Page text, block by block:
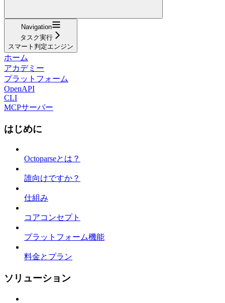
Navigation
タスク実行
スマート判定エンジン
ホーム
アカデミー
プラットフォーム
OpenAPI
CLI
MCPサーバー
はじめに
Octoparseとは？
誰向けですか？
仕組み
コアコンセプト
プラットフォーム機能
料金とプラン
ソリューション